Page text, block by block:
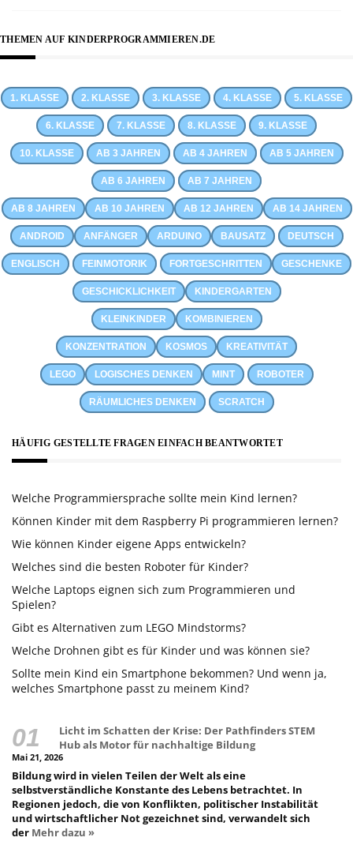
THEMEN AUF KINDERPROGRAMMIEREN.DE
1. KLASSE 2. KLASSE 3. KLASSE 4. KLASSE 5. KLASSE
6. KLASSE 7. KLASSE 8. KLASSE 9. KLASSE
10. KLASSE AB 3 JAHREN AB 4 JAHREN AB 5 JAHREN
AB 6 JAHREN AB 7 JAHREN
AB 8 JAHREN AB 10 JAHREN AB 12 JAHREN AB 14 JAHREN
ANDROID ANFÄNGER ARDUINO BAUSATZ DEUTSCH
ENGLISCH FEINMOTORIK FORTGESCHRITTEN GESCHENKE
GESCHICKLICHKEIT KINDERGARTEN
KLEINKINDER KOMBINIEREN
KONZENTRATION KOSMOS KREATIVITÄT
LEGO LOGISCHES DENKEN MINT ROBOTER
RÄUMLICHES DENKEN SCRATCH
HÄUFIG GESTELLTE FRAGEN EINFACH BEANTWORTET
Welche Programmiersprache sollte mein Kind lernen?
Können Kinder mit dem Raspberry Pi programmieren lernen?
Wie können Kinder eigene Apps entwickeln?
Welches sind die besten Roboter für Kinder?
Welche Laptops eignen sich zum Programmieren und
Spielen?
Gibt es Alternativen zum LEGO Mindstorms?
Welche Drohnen gibt es für Kinder und was können sie?
Sollte mein Kind ein Smartphone bekommen? Und wenn ja,
welches Smartphone passt zu meinem Kind?
Licht im Schatten der Krise: Der Pathfinders STEM
Hub als Motor für nachhaltige Bildung
Mai 21, 2026
Bildung wird in vielen Teilen der Welt als eine
selbstverständliche Konstante des Lebens betrachtet. In
Regionen jedoch, die von Konflikten, politischer Instabilität
und wirtschaftlicher Not gezeichnet sind, verwandelt sich
der Mehr dazu »